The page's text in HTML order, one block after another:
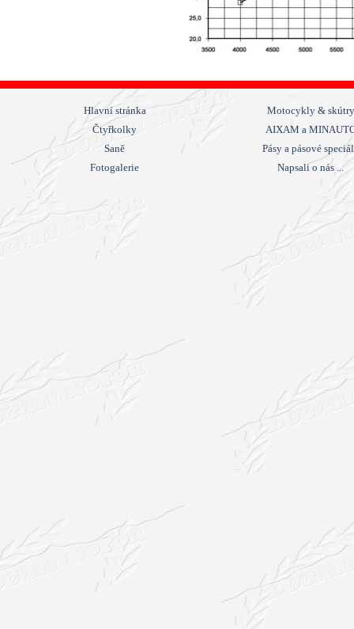
Hlavní stránka
Motocykly & skútry
Čtyřkolky
AIXAM a
Saně
Pásy a pásové
Fotogalerie
Napsali o nás ...
Návrat na obsah